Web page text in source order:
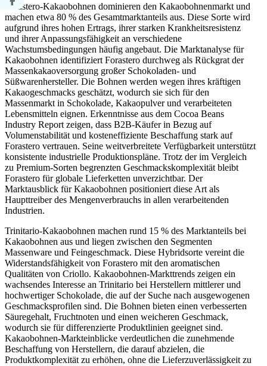
Forastero-Kakaobohnen dominieren den Kakaobohnenmarkt und
machen etwa 80 % des Gesamtmarktanteils aus. Diese Sorte wird
aufgrund ihres hohen Ertrags, ihrer starken Krankheitsresistenz
und ihrer Anpassungsfähigkeit an verschiedene
Wachstumsbedingungen häufig angebaut. Die Marktanalyse für
Kakaobohnen identifiziert Forastero durchweg als Rückgrat der
Massenkakaoversorgung großer Schokoladen- und
Süßwarenhersteller. Die Bohnen werden wegen ihres kräftigen
Kakaogeschmacks geschätzt, wodurch sie sich für den
Massenmarkt in Schokolade, Kakaopulver und verarbeiteten
Lebensmitteln eignen. Erkenntnisse aus dem Cocoa Beans
Industry Report zeigen, dass B2B-Käufer in Bezug auf
Volumenstabilität und kosteneffiziente Beschaffung stark auf
Forastero vertrauen. Seine weitverbreitete Verfügbarkeit unterstützt
konsistente industrielle Produktionspläne. Trotz der im Vergleich
zu Premium-Sorten begrenzten Geschmackskomplexität bleibt
Forastero für globale Lieferketten unverzichtbar. Der
Marktausblick für Kakaobohnen positioniert diese Art als
Haupttreiber des Mengenverbrauchs in allen verarbeitenden
Industrien.
Trinitario-Kakaobohnen machen rund 15 % des Marktanteils bei
Kakaobohnen aus und liegen zwischen den Segmenten
Massenware und Feingeschmack. Diese Hybridsorte vereint die
Widerstandsfähigkeit von Forastero mit den aromatischen
Qualitäten von Criollo. Kakaobohnen-Markttrends zeigen ein
wachsendes Interesse an Trinitario bei Herstellern mittlerer und
hochwertiger Schokolade, die auf der Suche nach ausgewogenen
Geschmacksprofilen sind. Die Bohnen bieten einen verbesserten
Säuregehalt, Fruchtnoten und einen weicheren Geschmack,
wodurch sie für differenzierte Produktlinien geeignet sind.
Kakaobohnen-Markteinblicke verdeutlichen die zunehmende
Beschaffung von Herstellern, die darauf abzielen, die
Produktkomplexität zu erhöhen, ohne die Lieferzuverlässigkeit zu